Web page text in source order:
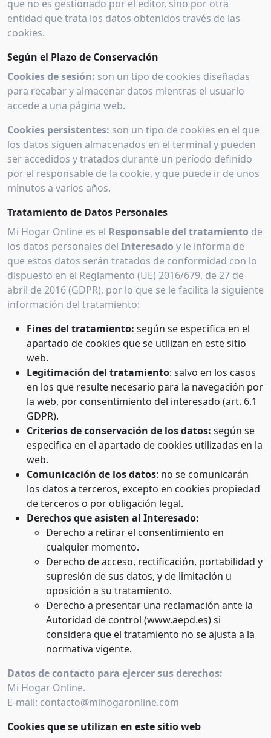
que no es gestionado por el editor, sino por otra
entidad que trata los datos obtenidos través de las
cookies.
Según el Plazo de Conservación
Cookies de sesión: son un tipo de cookies diseñadas
para recabar y almacenar datos mientras el usuario
accede a una página web.
Cookies persistentes: son un tipo de cookies en el que
los datos siguen almacenados en el terminal y pueden
ser accedidos y tratados durante un período definido
por el responsable de la cookie, y que puede ir de unos
minutos a varios años.
Tratamiento de Datos Personales
Mi Hogar Online es el Responsable del tratamiento de
los datos personales del Interesado y le informa de
que estos datos serán tratados de conformidad con lo
dispuesto en el Reglamento (UE) 2016/679, de 27 de
abril de 2016 (GDPR), por lo que se le facilita la siguiente
información del tratamiento:
Fines del tratamiento: según se especifica en el
apartado de cookies que se utilizan en este sitio
web.
Legitimación del tratamiento: salvo en los casos
en los que resulte necesario para la navegación por
la web, por consentimiento del interesado (art. 6.1
GDPR).
Criterios de conservación de los datos: según se
especifica en el apartado de cookies utilizadas en la
web.
Comunicación de los datos: no se comunicarán
los datos a terceros, excepto en cookies propiedad
de terceros o por obligación legal.
Derechos que asisten al Interesado:
Derecho a retirar el consentimiento en
cualquier momento.
Derecho de acceso, rectificación, portabilidad y
supresión de sus datos, y de limitación u
oposición a su tratamiento.
Derecho a presentar una reclamación ante la
Autoridad de control (www.aepd.es) si
considera que el tratamiento no se ajusta a la
normativa vigente.
Datos de contacto para ejercer sus derechos:
Mi Hogar Online.
E-mail: contacto@mihogaronline.com
Cookies que se utilizan en este sitio web